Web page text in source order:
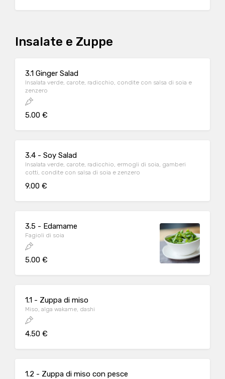
Insalate e Zuppe
3.1 Ginger Salad
Insalata verde, carote, radicchio, condite con salsa di soia e
zenzero
5.00 €
3.4 - Soy Salad
Insalata verde, carote, radicchio, ermogli di soia, gamberi
cotti, condite con salsa di soia e zenzero
9.00 €
3.5 - Edamame
Fagioli di soia
5.00 €
1.1 - Zuppa di miso
Miso, alga wakame, dashi
4.50 €
1.2 - Zuppa di miso con pesce